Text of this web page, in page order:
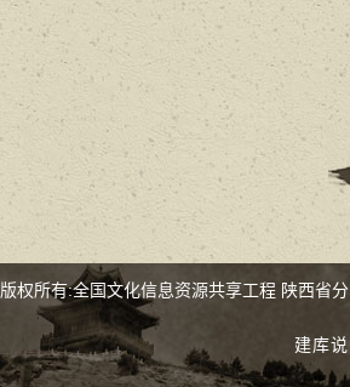
版权所有:全国文化信息资源共享工程 陕西省
建库